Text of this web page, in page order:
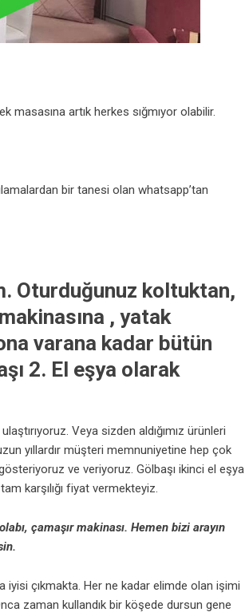
masasına artık herkes sığmıyor olabilir.
bir tanesi olan whatsapp’tan
Oturduğunuz koltuktan,
, yatak
varana kadar bütün
2. El eşya olarak
Veya sizden aldığımız ürünleri
yıllardır müşteri memnuniyetine hep çok
ve veriyoruz. Gölbaşı ikinci el eşya
karşılığı fiyat vermekteyiz.
çamaşır makinası. Hemen bizi arayın
iyisi çıkmakta. Her ne kadar elimde olan işimi
zaman kullandık bir köşede dursun gene